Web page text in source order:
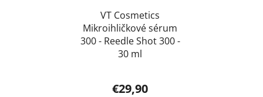
VT Cosmetics
Mikroihličkové sérum
300 - Reedle Shot 300 -
30 ml
€29,90